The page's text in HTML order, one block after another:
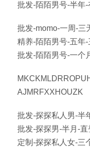
批发-陌陌男号-半年-
批发-momo-一周-三
精养-陌陌男号-五年-
批发-陌陌男号-一个
AJMRFXXHOUZK
批发-探探私人男-半
批发-探探男-半月-直
定制-探探私人女-三